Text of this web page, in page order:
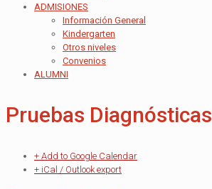
ADMISIONES
Información General
Kindergarten
Otros niveles
Convenios
ALUMNI
Pruebas Diagnósticas
+ Add to Google Calendar
+ iCal / Outlook export